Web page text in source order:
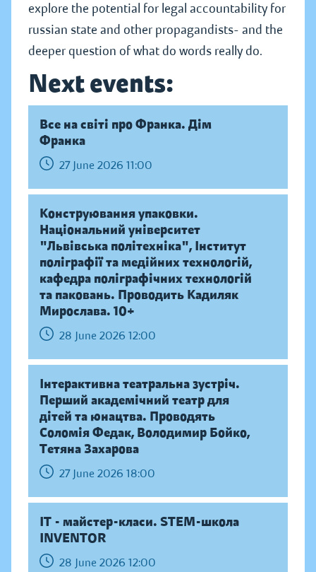
explore the potential for legal accountability for
russian state and other propagandists- and the
deeper question of what do words really do.
Next events:
Все на світі про Франка. Дім
Франка
27 June 2026 11:00
Конструювання упаковки.
Національний університет
"Львівська політехніка", Інститут
поліграфії та медійних технологій,
кафедра поліграфічних технологій
та паковань. Проводить Кадиляк
Мирослава. 10+
28 June 2026 12:00
Інтерактивна театральна зустріч.
Перший академічний театр для
дітей та юнацтва. Проводять
Соломія Федак, Володимир Бойко,
Тетяна Захарова
27 June 2026 18:00
IT - майстер-класи. STEM-школа
INVENTOR
28 June 2026 12:00